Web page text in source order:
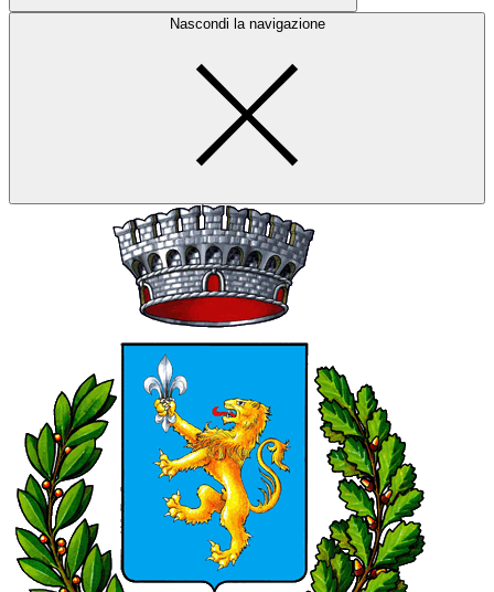
Nascondi la navigazione